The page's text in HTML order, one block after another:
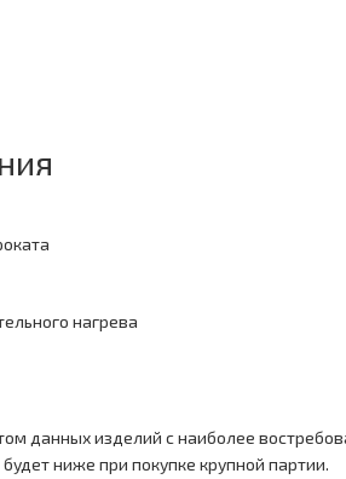
нагрева
данных изделий с наиболее
ниже при покупке крупной партии.